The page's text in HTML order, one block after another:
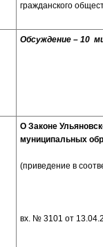
гражданского
Обсуждение – 10
О Законе
муниципальных
(приведение в
вх. №